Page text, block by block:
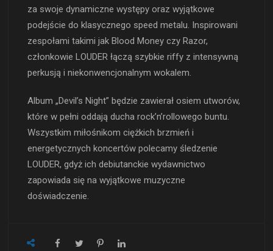
za swoje dynamiczne występy oraz wyjątkowe
podejście do klasycznego speed metalu. Inspirowani
zespołami takimi jak Blood Money czy Razor,
członkowie LOUDER łączą szybkie riffy z intensywną
perkusją i niekonwencjonalnym wokalem.
Album „Devil’s Night” będzie zawierał osiem utworów,
które w pełni oddają ducha rock’n’rollowego buntu.
Wszystkim miłośnikom ciężkich brzmień i
energetycznych koncertów polecamy śledzenie
LOUDER, gdyż ich debiutanckie wydawnictwo
zapowiada się na wyjątkowe muzyczne
doświadczenie.